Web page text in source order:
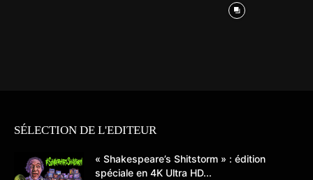
SÉLECTION DE L'EDITEUR
« Shakespeare’s Shitstorm » : édition
spéciale en 4K Ultra HD...